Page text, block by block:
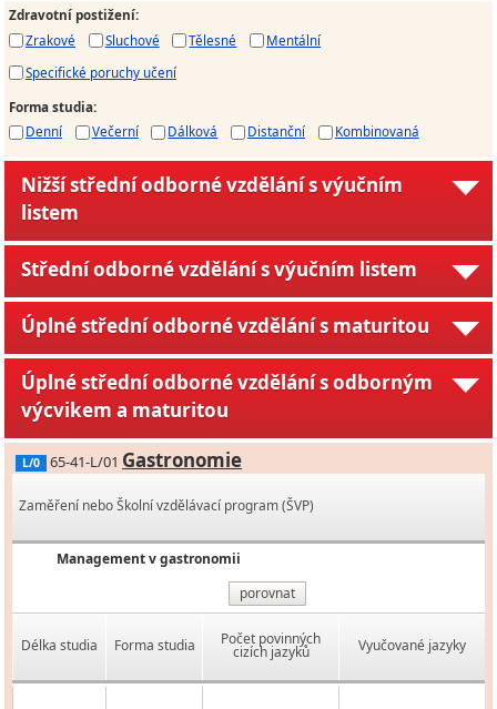
Zdravotní postižení:
Zrakové
Sluchové Tělesné
Mentální
Specifické poruchy učení
Forma studia:
Denní
Večerní Dálková Distanční Kombinovaná
Nižší střední odborné vzdělání s výučním
listem
Střední odborné vzdělání s výučním listem
Úplné střední odborné vzdělání s maturitou
Úplné střední odborné vzdělání s odborným
výcvikem a maturitou
L/0 65-41-L/01 Gastronomie
Zaměření nebo Školní vzdělávací program (ŠVP)
Management v gastronomii
porovnat
Délka studia Forma studia Počet povinných
cizích jazyků Vyučované jazyky